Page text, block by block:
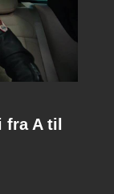
fra A til